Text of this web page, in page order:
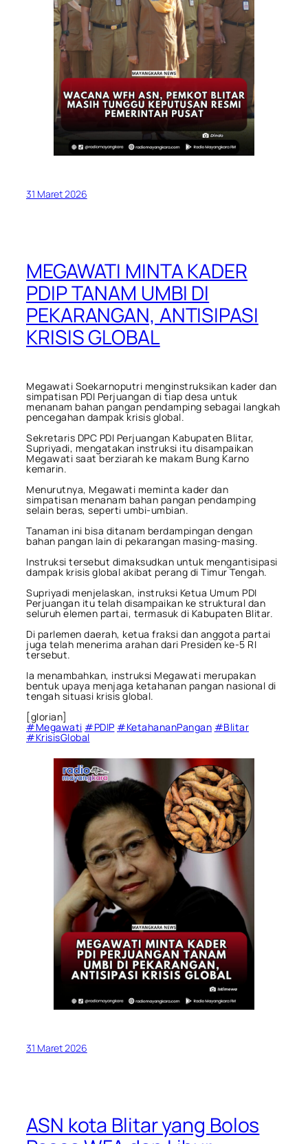
31 Maret 2026
MEGAWATI MINTA KADER
PDIP TANAM UMBI DI
PEKARANGAN, ANTISIPASI
KRISIS GLOBAL
Megawati Soekarnoputri menginstruksikan kader dan
simpatisan PDI Perjuangan di tiap desa untuk
menanam bahan pangan pendamping sebagai langkah
pencegahan dampak krisis global.
Sekretaris DPC PDI Perjuangan Kabupaten Blitar,
Supriyadi, mengatakan instruksi itu disampaikan
Megawati saat berziarah ke makam Bung Karno
kemarin.
Menurutnya, Megawati meminta kader dan
simpatisan menanam bahan pangan pendamping
selain beras, seperti umbi-umbian.
Tanaman ini bisa ditanam berdampingan dengan
bahan pangan lain di pekarangan masing-masing.
Instruksi tersebut dimaksudkan untuk mengantisipasi
dampak krisis global akibat perang di Timur Tengah.
Supriyadi menjelaskan, instruksi Ketua Umum PDI
Perjuangan itu telah disampaikan ke struktural dan
seluruh elemen partai, termasuk di Kabupaten Blitar.
Di parlemen daerah, ketua fraksi dan anggota partai
juga telah menerima arahan dari Presiden ke-5 RI
tersebut.
Ia menambahkan, instruksi Megawati merupakan
bentuk upaya menjaga ketahanan pangan nasional di
tengah situasi krisis global.
[glorian]
#Megawati #PDIP #KetahananPangan #Blitar
#KrisisGlobal
31 Maret 2026
ASN kota Blitar yang Bolos